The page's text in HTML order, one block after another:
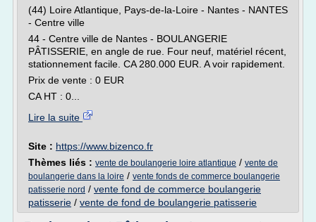
(44) Loire Atlantique, Pays-de-la-Loire - Nantes - NANTES
- Centre ville
44 - Centre ville de Nantes - BOULANGERIE
PÂTISSERIE, en angle de rue. Four neuf, matériel récent,
stationnement facile. CA 280.000 EUR. A voir rapidement.
Prix de vente : 0 EUR
CA HT : 0...
Lire la suite
Site : https://www.bizenco.fr
Thèmes liés : vente de boulangerie loire atlantique / vente de
boulangerie dans la loire / vente fonds de commerce boulangerie
patisserie nord / vente fond de commerce boulangerie
patisserie / vente de fond de boulangerie patisserie